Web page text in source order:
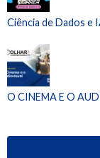
Ciência de Dados e
O CINEMA E O